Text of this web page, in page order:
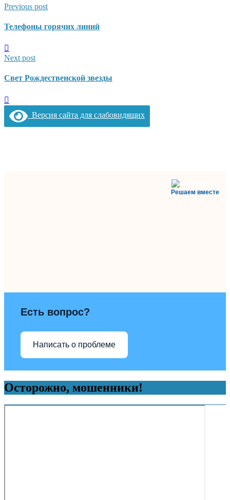
Previous post
Телефоны горячих линий
Next post
Свет Рождественской звезды
Версия сайта для слабовидящих
Решаем вместе
Есть вопрос?
Написать о проблеме
Осторожно, мошенники!